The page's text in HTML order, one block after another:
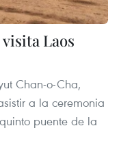
Laos
Chan-o-Cha,
a la ceremonia
puente de la